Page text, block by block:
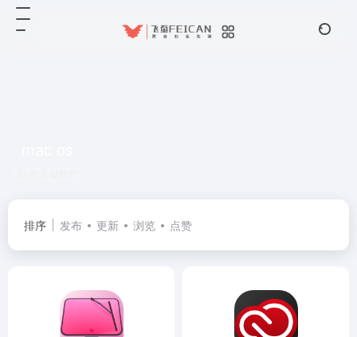
排序 发布 更新 浏览 点赞